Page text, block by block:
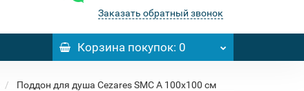
Заказать обратный звонок
Корзинапокупок: 0
Поддон для душа Cezares SMC A 100x100 см